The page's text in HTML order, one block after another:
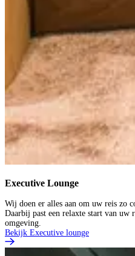
Executive Lounge
Wij doen er alles aan om uw reis zo
Daarbij past een relaxte start van uw
omgeving.
Bekijk Executive lounge